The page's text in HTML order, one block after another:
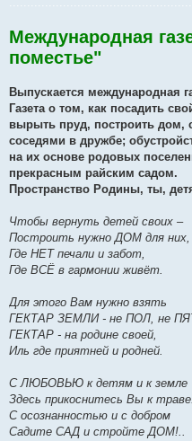
о
щ
е
н
и
Международная
поместье"
Выпускается международная
Газета о том, как посадить
вырыть пруд, построить дом,
соседями в дружбе;
на их основе родовых
прекрасным райским садом.
Пространство Родины, ты,
Чтобы вернуть детей своих –
Построить нужно ДОМ для них,
Где НЕТ печали и забот,
Где ВСЁ в гармонии живёт.
Для этого Вам нужно взять
ГЕКТАР ЗЕМЛИ - не ПОЛ, не
ГЕКТАР - на родине своей,
Иль где приятней и родней.
С ЛЮБОВЬЮ к детям и к земле
Здесь прикоснитесь Вы к
С осознанностью и с добром
Садите САД и стройте ДОМ!..